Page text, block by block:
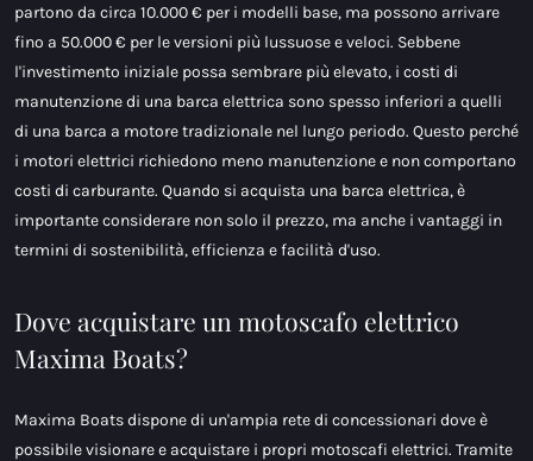
partono da circa 10.000 € per i modelli base, ma possono arrivare
fino a 50.000 € per le versioni più lussuose e veloci. Sebbene
l'investimento iniziale possa sembrare più elevato, i costi di
manutenzione di una barca elettrica sono spesso inferiori a quelli
di una barca a motore tradizionale nel lungo periodo. Questo perché
i motori elettrici richiedono meno manutenzione e non comportano
costi di carburante. Quando si acquista una barca elettrica, è
importante considerare non solo il prezzo, ma anche i vantaggi in
termini di sostenibilità, efficienza e facilità d'uso.
Dove acquistare un motoscafo elettrico
Maxima Boats?
Maxima Boats dispone di un'ampia rete di concessionari dove è
possibile visionare e acquistare i propri motoscafi elettrici. Tramite